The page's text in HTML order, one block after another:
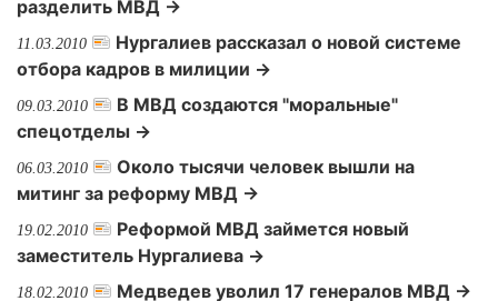
разделить МВД →
11.03.2010
Нургалиев рассказал о новой системе
отбора кадров в милиции →
09.03.2010
В МВД создаются "моральные"
спецотделы →
06.03.2010
Около тысячи человек вышли на
митинг за реформу МВД →
19.02.2010
Реформой МВД займется новый
заместитель Нургалиева →
18.02.2010 Медведев уволил 17 генералов МВД →